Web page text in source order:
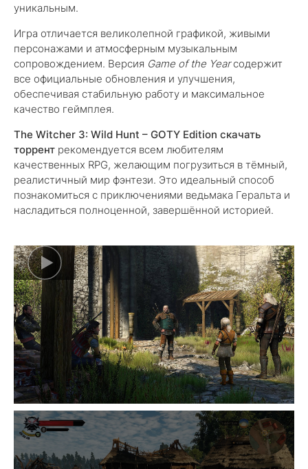
уникальным.
Игра отличается великолепной графикой, живыми
персонажами и атмосферным музыкальным
сопровождением. Версия Game of the Yearсодержит
все официальные обновления и улучшения,
обеспечивая стабильную работу и максимальное
качество геймплея.
The Witcher 3: Wild Hunt – GOTY Edition скачать
торрент рекомендуется всем любителям
качественных RPG, желающим погрузиться в тёмный,
реалистичный мир фэнтези. Это идеальный способ
познакомиться с приключениями ведьмака Геральта и
насладиться полноценной, завершённой историей.